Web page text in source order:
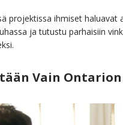
projektissa ihmiset
ja tutustu parhaisiin
Vain